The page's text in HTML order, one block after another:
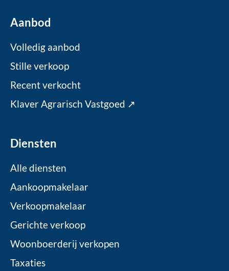
Aanbod
Volledig aanbod
Stille verkoop
Recent verkocht
Klaver Agrarisch Vastgoed ↗
Diensten
Alle diensten
Aankoopmakelaar
Verkoopmakelaar
Gerichte verkoop
Woonboerderij verkopen
Taxaties